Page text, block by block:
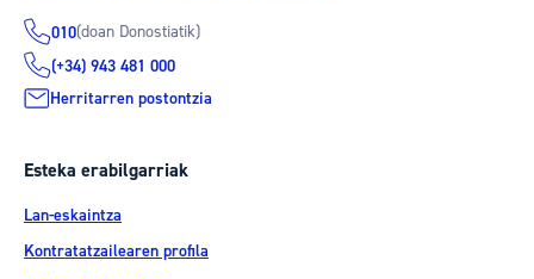
010(doan Donostiatik)
(+34) 943 481 000
Herritarren postontzia
Esteka erabilgarriak
Lan-eskaintza
Kontratatzailearen profila